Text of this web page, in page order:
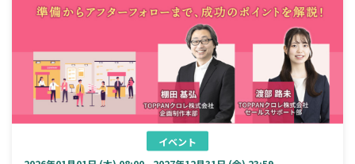
イベント